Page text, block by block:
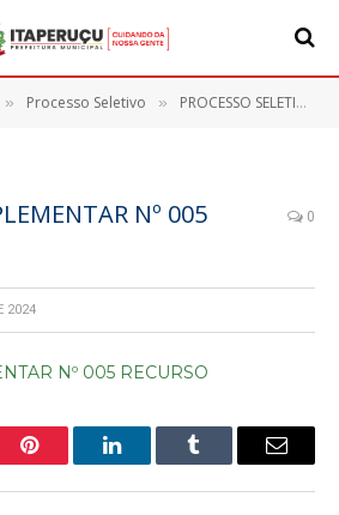
» Processo Seletivo » PROCESSO SELETIVO SIMPLIFICADO Nº 001/2024
Nº 005
0
2024
Nº 005 RECURSO
Pinterest LinkedInTumblr
E-